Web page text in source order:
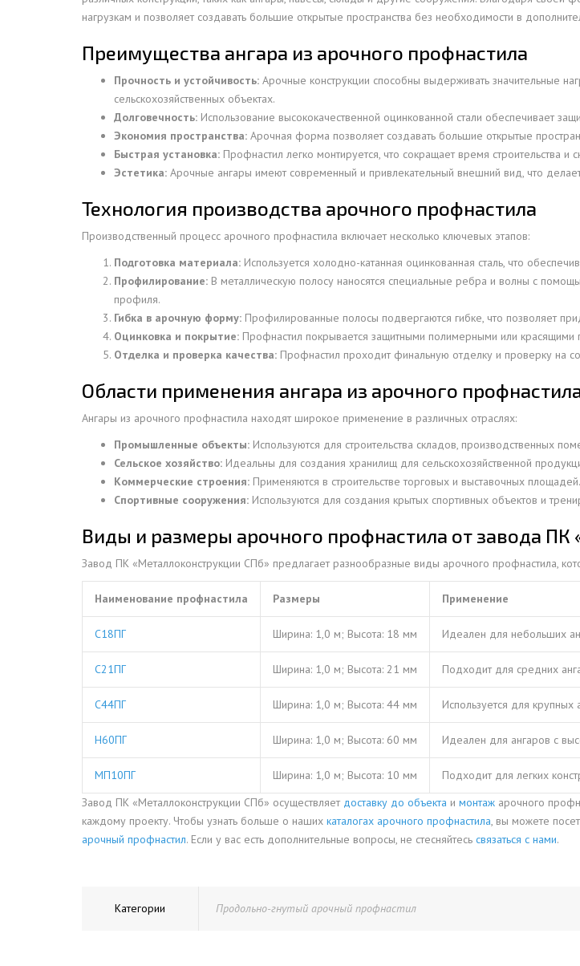
ДЫМОВАЯ ТРУБА 25 М ТРЕХСТВОЛЬНАЯ
ДЫМОВАЯ ТРУБА 35 М ДВУХСТВОЛЬНАЯ
САМОНЕСУЩАЯ
ДЫМОВАЯ ТРУБА 30 М ДВУХСТВОЛЬНАЯ
ДЫМОВАЯ ТРУБА 25 М ДВУХСТВОЛЬНАЯ
САМОНЕСУЩАЯ
ДЫМОВАЯ ТРУБА 23 М ОДНОСТВОЛЬНАЯ
САМОНЕСУЩАЯ
САМОНЕСУЩАЯ
САМОНЕСУЩАЯ
ДЫМОВАЯ ТРУБА 17 М ОДНОСТВОЛЬНАЯ
САМОНЕСУЩАЯ
ДЫМОВАЯ ТРУБА 15 М ОДНОСТВОЛЬНАЯ
САМОНЕСУЩАЯ
САМОНЕСУЩАЯ
ДЫМОВАЯ ТРУБА 11 М ОДНОСТВОЛЬНАЯ
САМОНЕСУЩАЯ
нагрузкам и позволяет создавать большие открытые пространства без необходимости в
Преимущества ангара из арочного профнастила
Прочность и устойчивость: Арочные конструкции способны выдерживать значительные
сельскохозяйственных объектах.
Долговечность: Использование высококачественной оцинкованной стали обеспечивает
Экономия пространства: Арочная форма позволяет создавать большие открытые
Быстрая установка: Профнастил легко монтируется, что сокращает время строительства и
Эстетика: Арочные ангары имеют современный и привлекательный внешний вид, что
Технология производства арочного профнастила
Производственный процесс арочного профнастила включает несколько ключевых этапов:
Подготовка материала: Используется холодно-катанная оцинкованная сталь, что
Профилирование: В металлическую полосу наносятся специальные ребра и волны с
профиля.
Гибка в арочную форму: Профилированные полосы подвергаются гибке, что позволяет
Оцинковка и покрытие: Профнастил покрывается защитными полимерными или
Отделка и проверка качества: Профнастил проходит финальную отделку и проверку на
Области применения ангара из арочного
Ангары из арочного профнастила находят широкое применение в различных отраслях:
Промышленные объекты: Используются для строительства складов, производственных
Сельское хозяйство: Идеальны для создания хранилищ для сельскохозяйственной
Коммерческие строения: Применяются в строительстве торговых и выставочных площадей.
Спортивные сооружения: Используются для создания крытых спортивных объектов и
Виды и размеры арочного профнастила от завода ПК
Завод ПК «Металлоконструкции СПб» предлагает разнообразные виды арочного профнастила,
Наименование профнастила Размеры Применение
С18ПГ Ширина: 1,0 м; Высота: 18 мм Идеален для небольших
С21ПГ Ширина: 1,0 м; Высота: 21 мм Подходит для средних
С44ПГ Ширина: 1,0 м; Высота: 44 мм Используется для
Н60ПГ Ширина: 1,0 м; Высота: 60 мм Идеален для ангаров с
МП10ПГ Ширина: 1,0 м; Высота: 10 мм
Подходит для легких
Завод ПК «Металлоконструкции СПб» осуществляет доставку до объекта и монтаж арочного
каждому проекту. Чтобы узнать больше о наших каталогах арочного профнастила, вы можете
арочный профнастил. Если у вас есть дополнительные вопросы, не стесняйтесь связаться с нами.
Категории Продольно-гнутый арочный профнастил